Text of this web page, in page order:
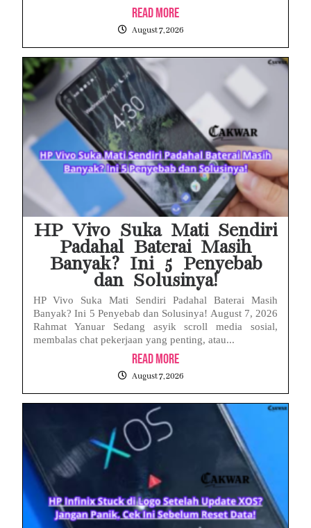
Read More
August 7, 2026
HP Vivo Suka Mati Sendiri
Padahal Baterai Masih
Banyak? Ini 5 Penyebab
dan Solusinya!
HP Vivo Suka Mati Sendiri Padahal Baterai Masih
Banyak? Ini 5 Penyebab dan Solusinya! August 7, 2026
Rahmat Yanuar Sedang asyik scroll media sosial,
membalas chat pekerjaan yang penting, atau...
Read More
August 7, 2026